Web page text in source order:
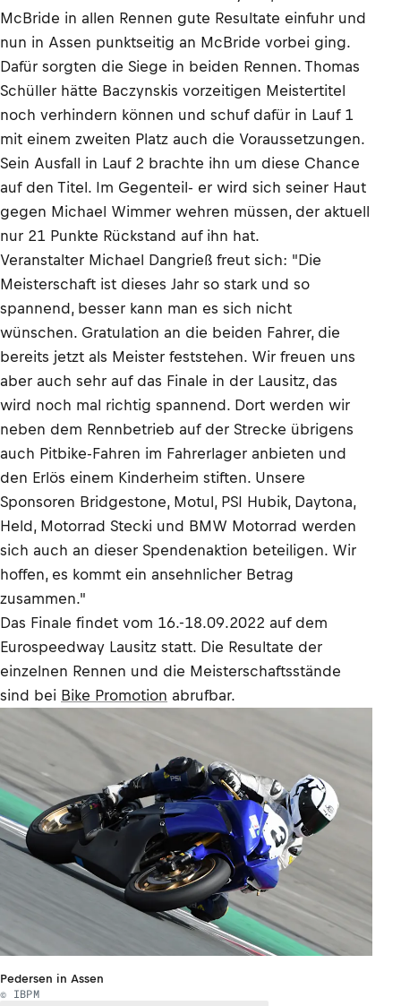
McBride in allen Rennen gute Resultate einfuhr und
nun in Assen punktseitig an McBride vorbei ging.
Dafür sorgten die Siege in beiden Rennen. Thomas
Schüller hätte Baczynskis vorzeitigen Meistertitel
noch verhindern können und schuf dafür in Lauf 1
mit einem zweiten Platz auch die Voraussetzungen.
Sein Ausfall in Lauf 2 brachte ihn um diese Chance
auf den Titel. Im Gegenteil- er wird sich seiner Haut
gegen Michael Wimmer wehren müssen, der aktuell
nur 21 Punkte Rückstand auf ihn hat.
Veranstalter Michael Dangrieß freut sich: "Die
Meisterschaft ist dieses Jahr so stark und so
spannend, besser kann man es sich nicht
wünschen. Gratulation an die beiden Fahrer, die
bereits jetzt als Meister feststehen. Wir freuen uns
aber auch sehr auf das Finale in der Lausitz, das
wird noch mal richtig spannend. Dort werden wir
neben dem Rennbetrieb auf der Strecke übrigens
auch Pitbike-Fahren im Fahrerlager anbieten und
den Erlös einem Kinderheim stiften. Unsere
Sponsoren Bridgestone, Motul, PSI Hubik, Daytona,
Held, Motorrad Stecki und BMW Motorrad werden
sich auch an dieser Spendenaktion beteiligen. Wir
hoffen, es kommt ein ansehnlicher Betrag
zusammen."
Das Finale findet vom 16.-18.09.2022 auf dem
Eurospeedway Lausitz statt. Die Resultate der
einzelnen Rennen und die Meisterschaftsstände
sind bei Bike Promotion abrufbar.
Pedersen in Assen
© IBPM